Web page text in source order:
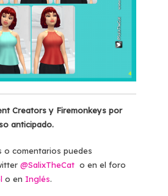
Creators y Firemonkeys por
anticipado.
o comentarios puedes
@SalixTheCat o en el foro
o en Inglés.